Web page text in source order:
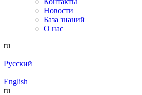
Контакты
Новости
База знаний
О нас
ru
Русский
English
ru